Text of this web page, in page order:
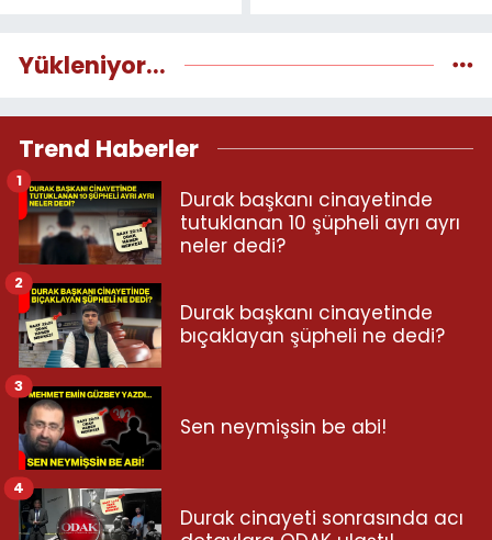
Yükleniyor...
Trend Haberler
Durak başkanı cinayetinde
tutuklanan 10 şüpheli ayrı ayrı
neler dedi?
1
Durak başkanı cinayetinde
bıçaklayan şüpheli ne dedi?
2
Sen neymişsin be abi!
3
Durak cinayeti sonrasında acı
4